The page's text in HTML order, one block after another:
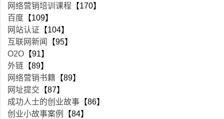
网络营销培训课程 【170】
百度 【109】
网站认证 【104】
互联网新闻
【95】
O2O 【91】
外链 【89】
网络营销书籍 【89】
网址提交 【87】
成功人士的创业故事 【86】
创业小故事案例
【84】